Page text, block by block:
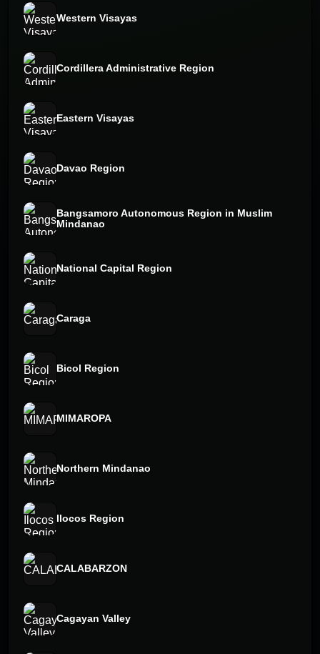
Western Visayas
Cordillera Administrative Region
Eastern Visayas
Davao Region
Bangsamoro Autonomous Region in Muslim
Mindanao
National Capital Region
Caraga
Bicol Region
MIMAROPA
Northern Mindanao
Ilocos Region
CALABARZON
Cagayan Valley